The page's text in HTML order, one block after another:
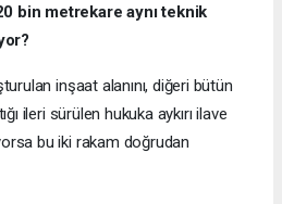
bin metrekare aynı teknik
inşaat alanını, diğeri bütün
ileri sürülen hukuka aykırı ilave
bu iki rakam doğrudan